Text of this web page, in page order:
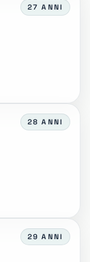
27 ANNI
28 ANNI
29 ANNI